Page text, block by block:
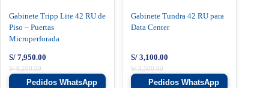
Gabinete Tripp Lite 42 RU de
Piso – Puertas
Microperforada
S/8,200.00
S/ 7,950.00
Pedidos WhatsApp
Gabinete Tundra 42 RU para
Data Center
S/3,500.00
S/ 3,100.00
Pedidos WhatsApp